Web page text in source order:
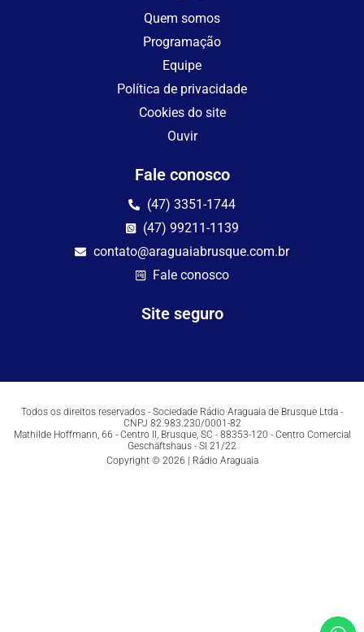
Quem somos
Programação
Equipe
Política de privacidade
Cookies do site
Ouvir
Fale conosco
(47) 3351-1744
(47) 99211-1139
contato@araguaiabrusque.com.br
Fale conosco
Site seguro
Todos os direitos reservados - Sociedade Rádio Araguaia de Brusque Ltda -
CNPJ 82.983.230/0001-82
Mathilde Hoffmann, 66 - Centro II, Brusque, SC - 88353-120 - Centro Comercial
Geschäftshaus - Sl 21/22
Copyright © 2026 | Rádio Araguaia